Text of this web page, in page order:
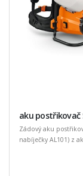
aku postřikovač
Zádový aku
nabíječky AL101) z